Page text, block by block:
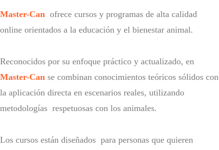
Master-Can ofrece cursos y programas de alta calidad
online orientados a la educación y el bienestar animal.
Reconocidos por su enfoque práctico y actualizado, en
Master-Can se combinan conocimientos teóricos sólidos con
la aplicación directa en escenarios reales, utilizando
metodologías respetuosas con los animales.
Los cursos están diseñados para personas que quieren